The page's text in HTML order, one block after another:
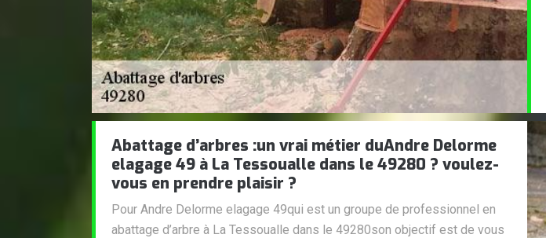
Abattage d’arbres :un vrai métier duAndre Delorme
elagage 49 à La Tessoualle dans le 49280 ? voulez-
vous en prendre plaisir ?
Pour Andre Delorme elagage 49qui est un groupe de professionnel en
abattage d’arbre à La Tessoualle dans le 49280son objectif est de vous